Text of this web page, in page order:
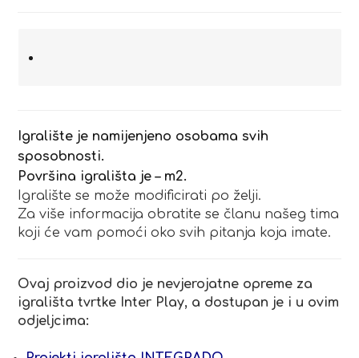
Igralište je namijenjeno osobama svih
sposobnosti.
Površina igrališta je – m2.
Igralište se može modificirati po želji.
Za više informacija obratite se članu našeg tima
koji će vam pomoći oko svih pitanja koja imate.
Ovaj proizvod dio je nevjerojatne opreme za
igrališta tvrtke Inter Play, a dostupan je i u ovim
odjeljcima: